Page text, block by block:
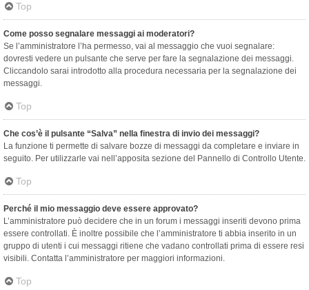
Top
Come posso segnalare messaggi ai moderatori?
Se l’amministratore l’ha permesso, vai al messaggio che vuoi segnalare:
dovresti vedere un pulsante che serve per fare la segnalazione dei messaggi.
Cliccandolo sarai introdotto alla procedura necessaria per la segnalazione dei
messaggi.
Top
Che cos’è il pulsante “Salva” nella finestra di invio dei messaggi?
La funzione ti permette di salvare bozze di messaggi da completare e inviare in
seguito. Per utilizzarle vai nell’apposita sezione del Pannello di Controllo Utente.
Top
Perché il mio messaggio deve essere approvato?
L’amministratore può decidere che in un forum i messaggi inseriti devono prima
essere controllati. È inoltre possibile che l’amministratore ti abbia inserito in un
gruppo di utenti i cui messaggi ritiene che vadano controllati prima di essere resi
visibili. Contatta l’amministratore per maggiori informazioni.
Top